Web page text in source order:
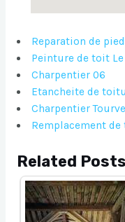
Reparation de
Peinture de toit
Charpentier 06
Etancheite de
Charpentier
Remplacement
Related